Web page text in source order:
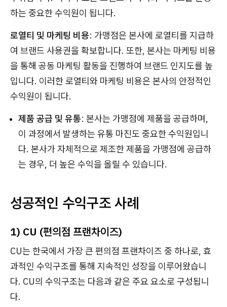
하는 중요한 수익원이 됩니다.
로열티 및 마케팅 비용: 가맹점은 본사에 로열티를 지급하
여 브랜드 사용권을 확보합니다. 또한, 본사는 마케팅 비용
을 통해 공동 마케팅 활동을 진행하여 브랜드 인지도를 높
입니다. 이러한 로열티와 마케팅 비용은 본사의 안정적인
수익원이 됩니다.
제품 공급 및 유통: 본사는 가맹점에 제품을 공급하며,
이 과정에서 발생하는 유통 마진도 중요한 수익원입니
다. 본사가 자체적으로 제조한 제품을 가맹점에 공급하
는 경우, 더 높은 수익을 올릴 수 있습니다.
성공적인 수익구조사례
1) CU (편의점 프랜차이즈)
CU는 한국에서 가장 큰 편의점 프랜차이즈 중 하나로, 효
과적인 수익구조를 통해 지속적인 성장을 이루어왔습니
다. CU의 수익구조는 다음과 같은 주요 요소로 구성됩니
다.